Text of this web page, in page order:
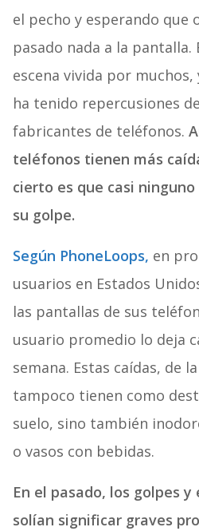
el pecho y esperando que
pasado nada a la pantalla.
escena vivida por
ha tenido repercusiones
fabricantes de teléfonos.
teléfonos tienen más
cierto es que casi
su golpe.
Según PhoneLoops, en
usuarios en Estados
las pantallas de sus
usuario promedio lo deja
semana. Estas caídas, de
tampoco tienen como
suelo, sino también
o vasos con bebidas.
En el pasado, los golpes
solían significar graves